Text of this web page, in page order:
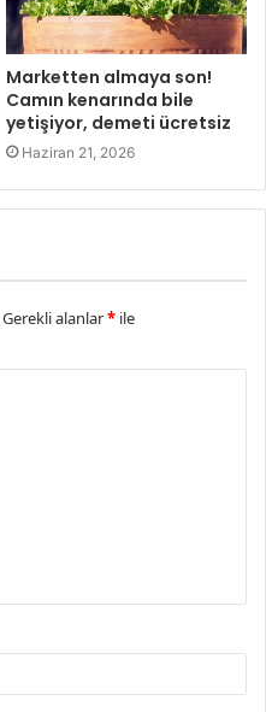
Marketten almaya son!
Camın kenarında bile
yetişiyor, demeti ücretsiz
Haziran 21, 2026
Gerekli alanlar* ile